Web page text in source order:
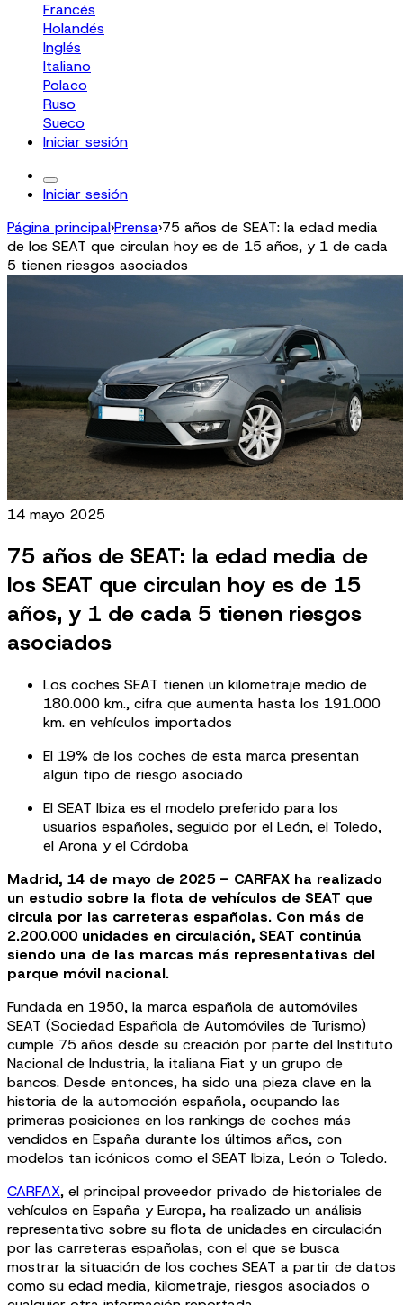
Francés
Holandés
Inglés
Italiano
Polaco
Ruso
Sueco
Iniciar sesión
Iniciar sesión
Página principal›Prensa›75 años de SEAT: la edad media
de los SEAT que circulan hoy es de 15 años, y 1 de cada
5 tienen riesgos asociados
14 mayo 2025
75 años de SEAT: la edad media de
los SEAT que circulan hoy es de 15
años, y 1 de cada 5 tienen riesgos
asociados
Los coches SEAT tienen un kilometraje medio de
180.000 km., cifra que aumenta hasta los 191.000
km. en vehículos importados
El 19% de los coches de esta marca presentan
algún tipo de riesgo asociado
El SEAT Ibiza es el modelo preferido para los
usuarios españoles, seguido por el León, el Toledo,
el Arona y el Córdoba
Madrid, 14 de mayo de 2025 – CARFAX ha realizado
un estudio sobre la flota de vehículos de SEAT que
circula por las carreteras españolas. Con más de
2.200.000 unidades en circulación, SEAT continúa
siendo una de las marcas más representativas del
parque móvil nacional.
Fundada en 1950, la marca española de automóviles
SEAT (Sociedad Española de Automóviles de Turismo)
cumple 75 años desde su creación por parte del Instituto
Nacional de Industria, la italiana Fiat y un grupo de
bancos. Desde entonces, ha sido una pieza clave en la
historia de la automoción española, ocupando las
primeras posiciones en los rankings de coches más
vendidos en España durante los últimos años, con
modelos tan icónicos como el SEAT Ibiza, León o Toledo.
CARFAX, el principal proveedor privado de historiales de
vehículos en España y Europa, ha realizado un análisis
representativo sobre su flota de unidades en circulación
por las carreteras españolas, con el que se busca
mostrar la situación de los coches SEAT a partir de datos
como su edad media, kilometraje, riesgos asociados o